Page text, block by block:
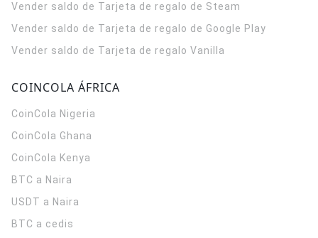
Vender saldo de Tarjeta de regalo de Steam
Vender saldo de Tarjeta de regalo de Google Play
Vender saldo de Tarjeta de regalo Vanilla
COINCOLA ÁFRICA
CoinCola Nigeria
CoinCola Ghana
CoinCola Kenya
BTC a Naira
USDT a Naira
BTC a cedis